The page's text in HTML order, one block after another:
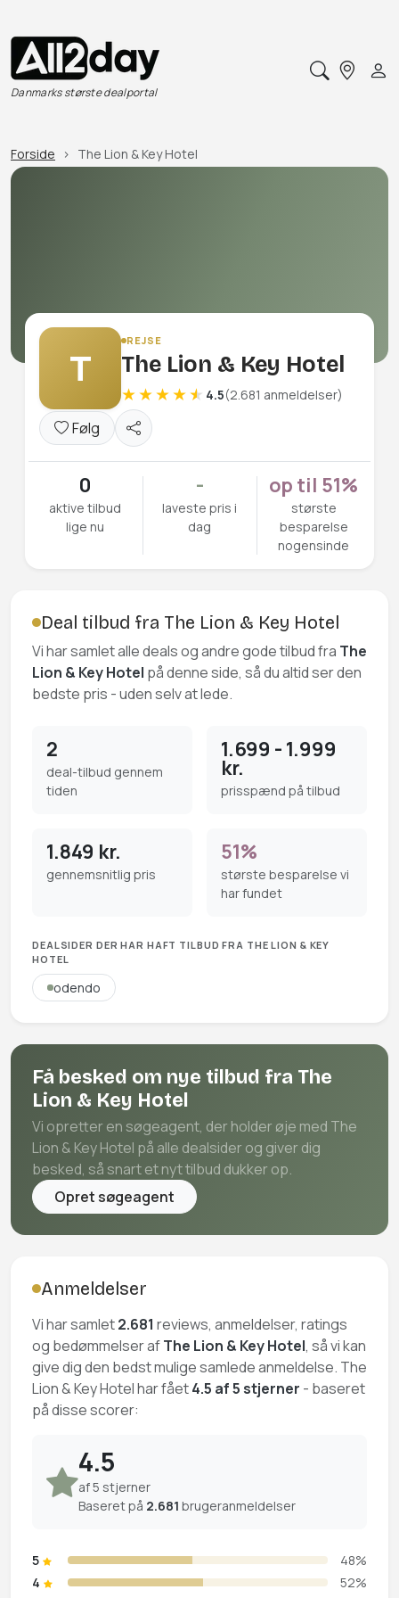
Danmarks største dealportal
Forside The Lion & Key Hotel
T
REJSE
The Lion & Key Hotel
4.5(2.681 anmeldelser)
Følg
0
aktive tilbud
lige nu
-
laveste pris i
dag
op til 51%
største
besparelse
nogensinde
Deal tilbud fra The Lion & Key Hotel
Vi har samlet alle deals og andre gode tilbud fra The
Lion & Key Hotel på denne side, så du altid ser den
bedste pris - uden selv at lede.
2
deal-tilbud gennem
tiden
1.699 - 1.999
kr.
prisspænd på tilbud
1.849 kr.
gennemsnitlig pris
51%
største besparelse vi
har fundet
DEALSIDER DER HAR HAFT TILBUD FRA THE LION & KEY
HOTEL
odendo
Få besked om nye tilbud fra The
Lion & Key Hotel
Vi opretter en søgeagent, der holder øje med The
Lion & Key Hotel på alle dealsider og giver dig
besked, så snart et nyt tilbud dukker op.
Opret søgeagent
Anmeldelser
Vi har samlet2.681 reviews, anmeldelser, ratings
og bedømmelser afThe Lion & Key Hotel, så vi kan
give dig den bedst mulige samlede anmeldelse. The
Lion & Key Hotel har fået4.5 af 5 stjerner - baseret
på disse scorer:
4.5
af 5 stjerner
Baseret på 2.681 brugeranmeldelser
5
48%
4
52%